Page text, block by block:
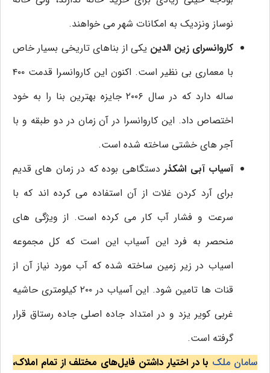
نوساز ونزدیک به امکانات شهر می خواهند.
کاروانسرای زین الدین یکی از بناهای تاریخی بسیار خاص
با معماری بی نظیر است. اکنون این کاروانسرا قدمت ۴۰۰
ساله دارد که در سال ۲۰۰۶ جایزه بهترین بنا را به خود
اختصاص داد. این کاروانسرا در آن زمان در دو طبقه و با
آجر های خشتی ساخته شده است.
آسیاب آبی اشکذر دستگاهی بوده که در زمان های قدیم
برای آرد کردن غلات از آن استفاده می کرده اند که با
سرعت و فشار آب کار می کرده است. از ویژگی های
منحصر به فرد این آسیاب این است که کل مجموعه
اسیاب در زیر زمین ساخته شده که آب مورد نیاز آن از
قنات ها تامین شود. این آسیاب در ۲۰۰ کیلومتری حاشیه
غربی کویر یزد و در امتداد جاده اصلی جاده رستاق قرار
گرفته است.
سامان ملک با در اختیار داشتن فایل‌های مختلف از تمام املاک،